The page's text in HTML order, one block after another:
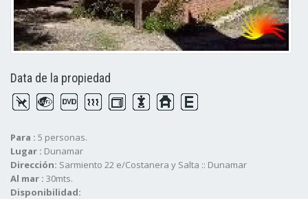
Data de la propiedad
Para : 5 personas.
Lugar : Dunamar
Dirección: Sarmiento 22 e/Costanera y Salta :: Dunamar
Al mar : 30mts.
Disponibilidad: